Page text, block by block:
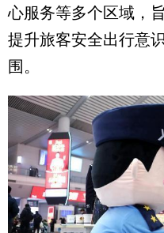
心服务等多个区域，
提升旅客安全出行意
围。